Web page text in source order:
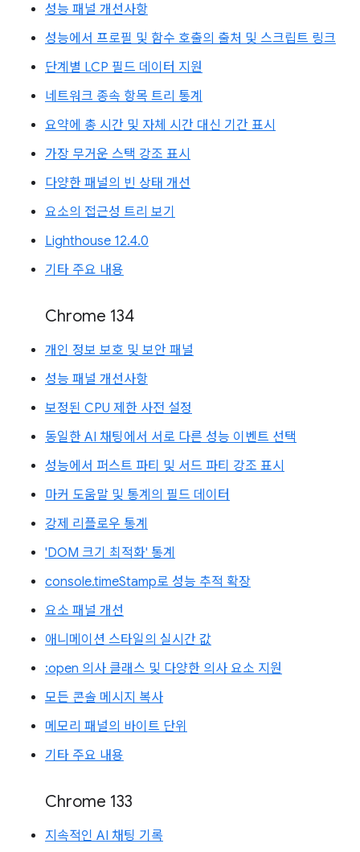
성능 패널 개선사항
성능에서 프로필 및 함수 호출의 출처 및 스크립트 링크
단계별 LCP 필드 데이터 지원
네트워크 종속 항목 트리 통계
요약에 총 시간 및 자체 시간 대신 기간 표시
가장 무거운 스택 강조 표시
다양한 패널의 빈 상태 개선
요소의 접근성 트리 보기
Lighthouse 12.4.0
기타 주요 내용
Chrome 134
개인 정보 보호 및 보안 패널
성능 패널 개선사항
보정된 CPU 제한 사전 설정
동일한 AI 채팅에서 서로 다른 성능 이벤트 선택
성능에서 퍼스트 파티 및 서드 파티 강조 표시
마커 도움말 및 통계의 필드 데이터
강제 리플로우 통계
'DOM 크기 최적화' 통계
console.timeStamp로 성능 추적 확장
요소 패널 개선
애니메이션 스타일의 실시간 값
:open 의사 클래스 및 다양한 의사 요소 지원
모든 콘솔 메시지 복사
메모리 패널의 바이트 단위
기타 주요 내용
Chrome 133
지속적인 AI 채팅 기록